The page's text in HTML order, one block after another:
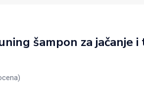
šampon za jačanje